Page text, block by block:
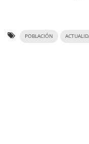
POBLACIÓN